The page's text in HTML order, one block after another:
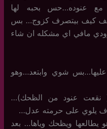
مع عنوده…حس بحبه لها
كيف بيتصرف كزوج… بس
مافي اي مشكله ان شاء
شوي وابتعد…وهو
نقعت عنود من الظحك)…
يلوي على حرمته عدل…
ويظحك وياها… بعد